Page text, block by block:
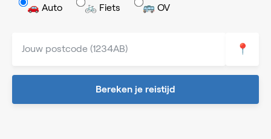
🚗 Auto 🚲 Fiets 🚌 OV
📍
Bereken je reistijd